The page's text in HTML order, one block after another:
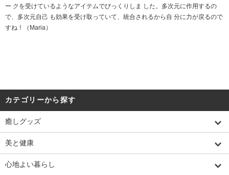
ー クを受けているようなアイテムでびっくりしま した。多次元に作用するの
で、多次元自己 も効果を受け取っていて、統合されるから自 分に力が戻るので
すね！（Maria）
カテゴリーから探す
癒しグッズ
美と健康
心地よい暮らし